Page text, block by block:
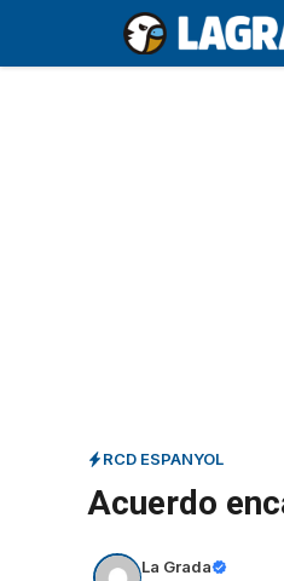
contenido
RCD ESPANYOL
Acuerdo
La Grada